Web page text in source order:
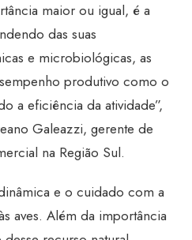
maior ou igual, é a
das suas
e microbiológicas, as
produtivo como o
a eficiência da atividade”,
Galeazzi, gerente de
na Região Sul.
e o cuidado com a
aves. Além da importância